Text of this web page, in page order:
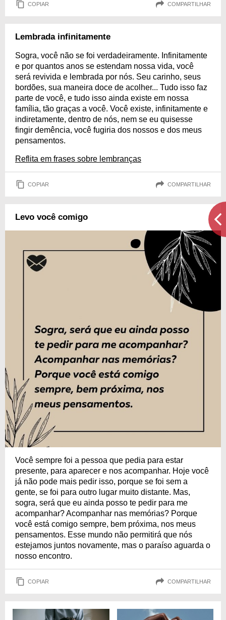
COPIAR COMPARTILHAR
Lembrada infinitamente
Sogra, você não se foi verdadeiramente. Infinitamente
e por quantos anos se estendam nossa vida, você
será revivida e lembrada por nós. Seu carinho, seus
bordões, sua maneira doce de acolher... Tudo isso faz
parte de você, e tudo isso ainda existe em nossa
família, tão graças a você. Você existe, infinitamente e
indiretamente, dentro de nós, nem se eu quisesse
fingir demência, você fugiria dos nossos e dos meus
pensamentos.
Reflita em frases sobre lembranças
COPIAR COMPARTILHAR
Levo você comigo
Você sempre foi a pessoa que pedia para estar
presente, para aparecer e nos acompanhar. Hoje você
já não pode mais pedir isso, porque se foi sem a
gente, se foi para outro lugar muito distante. Mas,
sogra, será que eu ainda posso te pedir para me
acompanhar? Acompanhar nas memórias? Porque
você está comigo sempre, bem próxima, nos meus
pensamentos. Esse mundo não permitirá que nós
estejamos juntos novamente, mas o paraíso aguarda o
nosso encontro.
COPIAR COMPARTILHAR